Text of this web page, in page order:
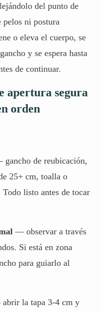
del punto de
ni postura
o eleva el cuerpo, se
y se espera hasta
de continuar.
apertura segura
orden
de reubicación,
25+ cm, toalla o
Todo listo antes de tocar
— observar a través
Si está en zona
para guiarlo al
la tapa 3-4 cm y